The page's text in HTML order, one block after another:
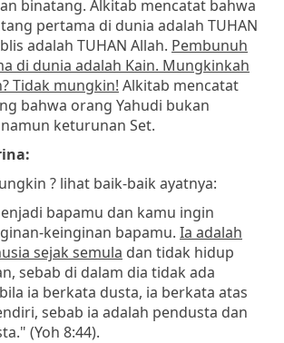
binatang. Alkitab mencatat bahwa
pertama di dunia adalah TUHAN
adalah TUHAN Allah. Pembunuh
di dunia adalah Kain. Mungkinkah
Tidak mungkin! Alkitab mencatat
bahwa orang Yahudi bukan
keturunan Set.
? lihat baik-baik ayatnya:
bapamu dan kamu ingin
keinginan bapamu. Ia adalah
sejak semula dan tidak hidup
sebab di dalam dia tidak ada
ia berkata dusta, ia berkata atas
sebab ia adalah pendusta dan
(Yoh 8:44).